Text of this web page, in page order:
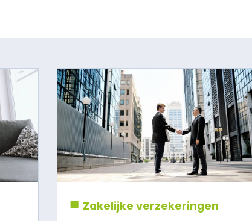
Zakelijke verzekeringen